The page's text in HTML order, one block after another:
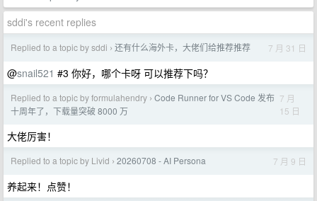
sddi's recent replies
Replied to a topic by sddi › 还有什么海外卡，大佬们给推荐推荐 7 月 31 日
@snail521 #3 你好，哪个卡呀 可以推荐下吗？
Replied to a topic by formulahendry › Code Runner for VS Code 发布
十周年了，下载量突破 8000 万
7 月
15 日
大佬厉害！
Replied to a topic by Livid › 20260708 - AI Persona 7 月 9 日
养起来！点赞！